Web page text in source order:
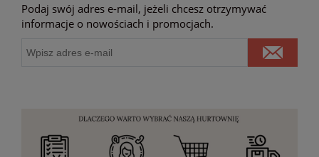
Podaj swój adres e-mail, jeżeli chcesz otrzymywać
informacje o nowościach i promocjach.